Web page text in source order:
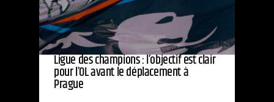
Ligue des champions : l’objectif est clair
pour l’OL avant le déplacement à
Prague